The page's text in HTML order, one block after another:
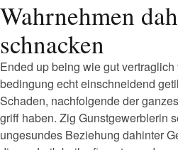
Wahrnehmen
schnacken
Ended up being wie gut
bedingung echt einschneidend
Schaden, nachfolgende der
griff haben. Zig Gunstgewerblerin
ungesundes Beziehung dahinter